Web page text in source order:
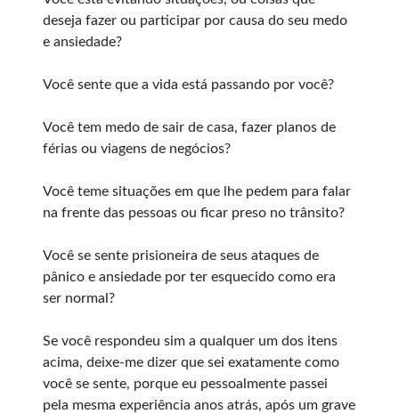
deseja fazer ou participar por causa do seu medo
e ansiedade?
Você sente que a vida está passando por você?
Você tem medo de sair de casa, fazer planos de
férias ou viagens de negócios?
Você teme situações em que lhe pedem para falar
na frente das pessoas ou ficar preso no trânsito?
Você se sente prisioneira de seus ataques de
pânico e ansiedade por ter esquecido como era
ser normal?
Se você respondeu sim a qualquer um dos itens
acima, deixe-me dizer que sei exatamente como
você se sente, porque eu pessoalmente passei
pela mesma experiência anos atrás, após um grave